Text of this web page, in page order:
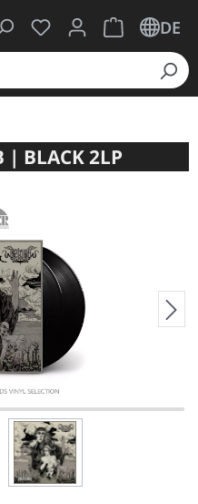
Du hast 0 Produkte
Warenkorb
DE
| BLACK 2LP